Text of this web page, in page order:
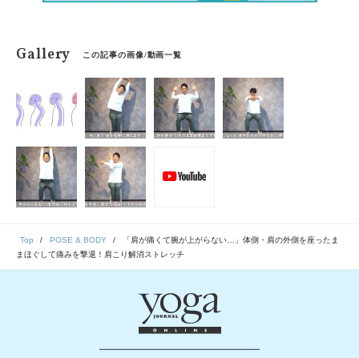
Gallery この記事の画像/動画一覧
Top POSE & BODY
「肩が痛くて腕が上がらない…」体側・肩の外側を座ったま
まほぐして痛みを撃退！肩こり解消ストレッチ